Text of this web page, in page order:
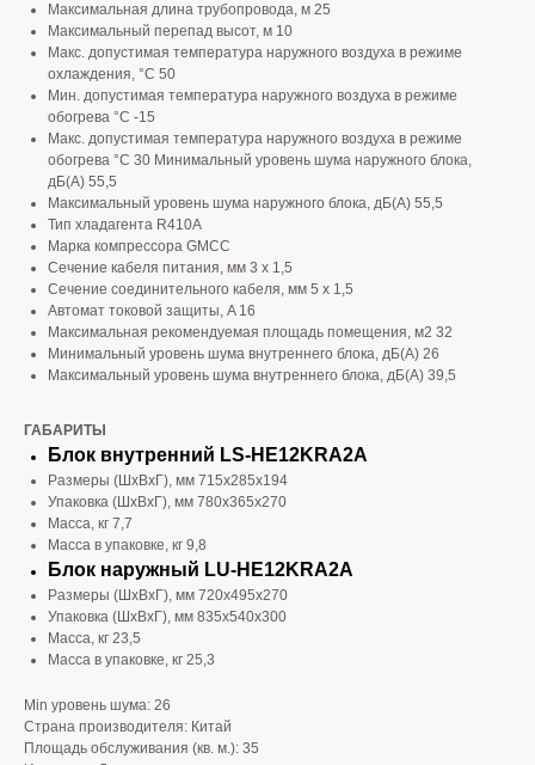
Максимальная длина трубопровода, м 25
Максимальный перепад высот, м 10
Макс. допустимая температура наружного воздуха в режиме
охлаждения, °С 50
Мин. допустимая температура наружного воздуха в режиме
обогрева °С -15
Макс. допустимая температура наружного воздуха в режиме
обогрева °С 30 Минимальный уровень шума наружного блока,
дБ(А) 55,5
Максимальный уровень шума наружного блока, дБ(А) 55,5
Тип хладагента R410A
Марка компрессора GMCC
Сечение кабеля питания, мм 3 х 1,5
Сечение соединительного кабеля, мм 5 х 1,5
Автомат токовой защиты, A 16
Максимальная рекомендуемая площадь помещения, м2 32
Минимальный уровень шума внутреннего блока, дБ(А) 26
Максимальный уровень шума внутреннего блока, дБ(А) 39,5
ГАБАРИТЫ
Блок внутренний LS-HE12KRA2A
Размеры (ШхВхГ), мм 715x285x194
Упаковка (ШхВхГ), мм 780x365x270
Масса, кг 7,7
Масса в упаковке, кг 9,8
Блок наружный LU-HE12KRA2A
Размеры (ШхВхГ), мм 720x495x270
Упаковка (ШхВхГ), мм 835x540x300
Масса, кг 23,5
Масса в упаковке, кг 25,3
Min уровень шума: 26
Страна производителя: Китай
Площадь обслуживания (кв. м.): 35